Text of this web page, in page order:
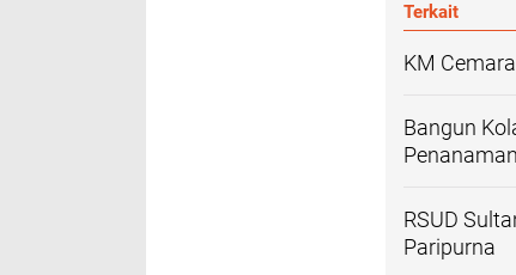
Terkait
KM
Bangun
RSUD
Paripurna